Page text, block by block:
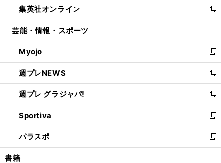
く
で
開
ド
ウ
開
く
ィ
ン
ウ
で
開
く
い
ウ
ン
ド
ウ
で
開
く
集英社オンライン
新
し
ウ
ィ
ン
ド
ウ
で
開
く
芸能・情報・スポーツ
Myojo
新
し
い
ウ
ィ
ン
ド
ウ
で
開
週プレNEWS
新
し
い
ウ
ィ
ン
ド
ウ
週プレ グラジャパ!
新
し
い
ウ
ィ
ン
Sportiva
新
し
い
ウ
パラスポ
新
し
書籍